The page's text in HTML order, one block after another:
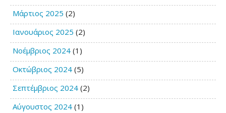
Μάρτιος 2025 (2)
Ιανουάριος 2025 (2)
Νοέμβριος 2024 (1)
Οκτώβριος 2024 (5)
Σεπτέμβριος 2024 (2)
Αύγουστος 2024 (1)